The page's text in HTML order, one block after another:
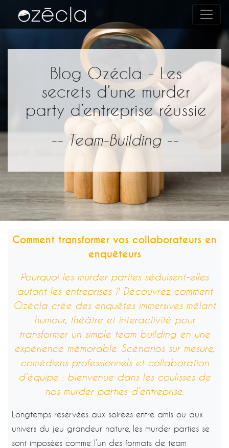
Blog Ozécla - Les
secrets d’une murder
party d’entreprise réussie
-- Team-Building --
Comment transformer vos collaborateurs en
enquêteurs
Pourquoi les murder parties séduisent-elles
autant les entreprises ? Découvrez comment
Ozécla crée des enquêtes immersives mêlant
humour, théâtre et interactivité pour
transformer un simple team building en une
expérience mémorable. Scénarios sur mesure,
comédiens professionnels et collaboration
d’équipe : bienvenue dans les coulisses de
nos murder parties d’entreprise.
Longtemps réservées aux soirées entre amis ou aux
univers du jeu grandeur nature, les murder parties se
sont imposées comme l’un des formats de team